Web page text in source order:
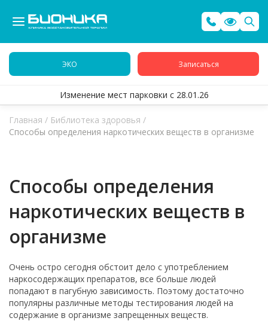
ЭКО Записаться
Изменение мест парковки с 28.01.26
Главная / Библиотека здоровья /
Способы определения наркотических веществ в организме
Способы определения
наркотических веществ в
организме
Очень остро сегодня обстоит дело с употреблением
наркосодержащих препаратов, все больше людей
попадают в пагубную зависимость. Поэтому достаточно
популярны различные методы тестирования людей на
содержание в организме запрещенных веществ.